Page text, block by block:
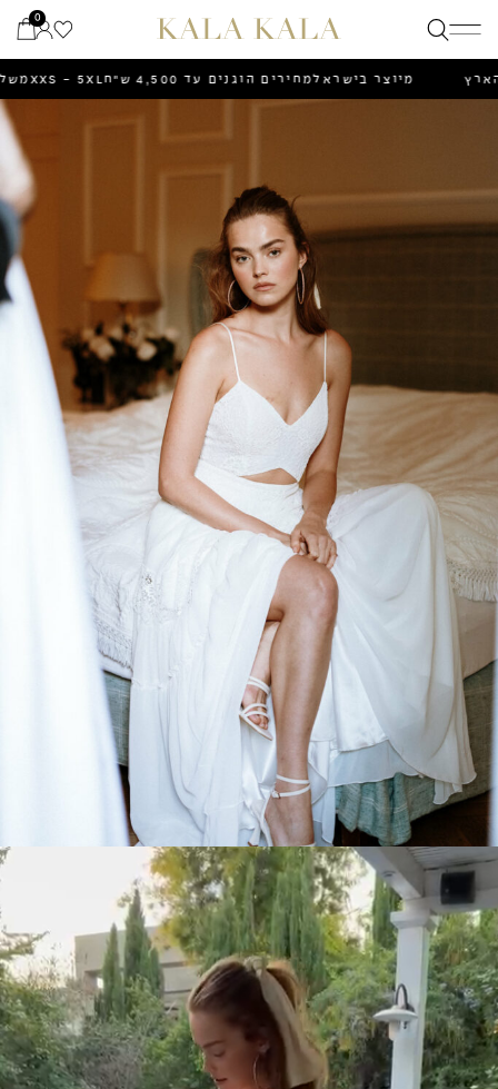
content
0
- 5XL מחירים הוגנים עד 4,500 ש״חמיוצר בישראל הארץ